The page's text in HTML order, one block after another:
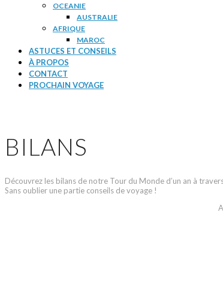
OCEANIE
AUSTRALIE
AFRIQUE
MAROC
ASTUCES ET CONSEILS
À PROPOS
CONTACT
PROCHAIN VOYAGE
BILANS
Découvrez les bilans de notre Tour du Monde d’un an à
Sans oublier une partie conseils de voyage !